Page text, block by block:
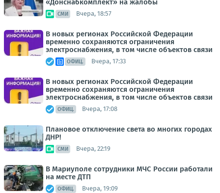
«Донснабкомплект» на жалобы
СМИ Вчера, 18:57
В новых регионах Российской Федерации
временно сохраняются ограничения
электроснабжения, в том числе объектов связи
ОФИЦ. Вчера, 17:33
В новых регионах Российской Федерации
временно сохраняются ограничения
электроснабжения, в том числе объектов связи
ОФИЦ. Вчера, 17:08
Плановое отключение света во многих городах
ДНР!
СМИ Вчера, 22:19
В Мариуполе сотрудники МЧС России работали
на месте ДТП
ОФИЦ. Вчера, 19:09